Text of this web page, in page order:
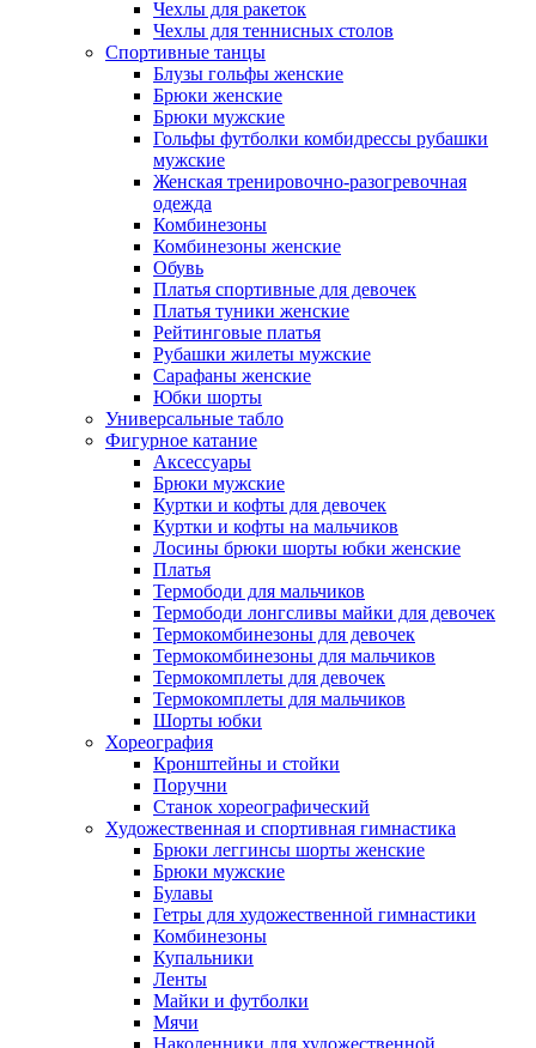
Чехлы для ракеток
Чехлы для теннисных столов
Спортивные танцы
Блузы гольфы женские
Брюки женские
Брюки мужские
Гольфы футболки комбидрессы рубашки
мужские
Женская тренировочно-разогревочная
одежда
Комбинезоны
Комбинезоны женские
Обувь
Платья спортивные для девочек
Платья туники женские
Рейтинговые платья
Рубашки жилеты мужские
Сарафаны женские
Юбки шорты
Универсальные табло
Фигурное катание
Аксессуары
Брюки мужские
Куртки и кофты для девочек
Куртки и кофты на мальчиков
Лосины брюки шорты юбки женские
Платья
Термободи для мальчиков
Термободи лонгсливы майки для девочек
Термокомбинезоны для девочек
Термокомбинезоны для мальчиков
Термокомплеты для девочек
Термокомплеты для мальчиков
Шорты юбки
Хореография
Кронштейны и стойки
Поручни
Станок хореографический
Художественная и спортивная гимнастика
Брюки леггинсы шорты женские
Брюки мужские
Булавы
Гетры для художественной гимнастики
Комбинезоны
Купальники
Ленты
Майки и футболки
Мячи
Наколенники для художественной